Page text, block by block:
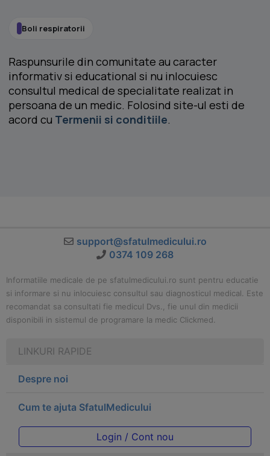
Boli respiratorii
Raspunsurile din comunitate au caracter
informativ si educational si nu inlocuiesc
consultul medical de specialitate realizat in
persoana de un medic. Folosind site-ul esti de
acord cu Termenii si conditiile.
support@sfatulmedicului.ro
0374 109 268
Informatiile medicale de pe sfatulmedicului.ro sunt pentru educatie
si informare si nu inlocuiesc consultul sau diagnosticul medical. Este
recomandat sa consultati fie medicul Dvs., fie unul din medicii
disponibili in sistemul de programare la medic Clickmed.
LINKURI RAPIDE
Despre noi
Cum te ajuta SfatulMedicului
Login / Cont nou